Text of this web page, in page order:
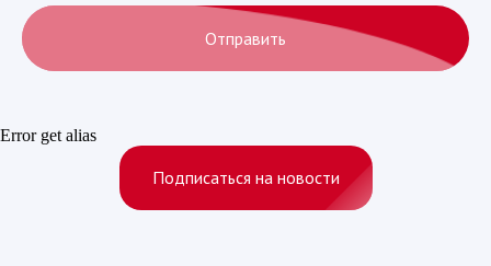
Отправить
Error get alias
Подписаться на новости